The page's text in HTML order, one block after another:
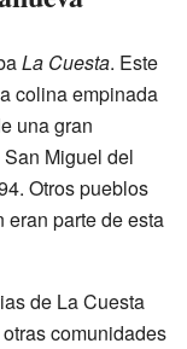
La Cuesta. Este
colina empinada
una gran
Miguel del
Otros pueblos
eran parte de esta
de La Cuesta
comunidades